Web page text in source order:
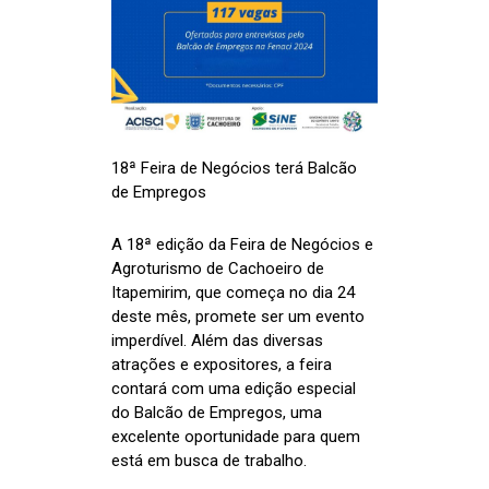
18ª Feira de Negócios terá Balcão
de Empregos
A 18ª edição da Feira de Negócios e
Agroturismo de Cachoeiro de
Itapemirim, que começa no dia 24
deste mês, promete ser um evento
imperdível. Além das diversas
atrações e expositores, a feira
contará com uma edição especial
do Balcão de Empregos, uma
excelente oportunidade para quem
está em busca de trabalho.